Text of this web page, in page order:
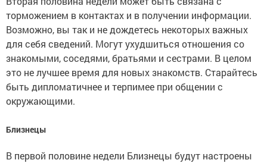
торможением в контактах и в получении информации.
Возможно, вы так и не дождетесь некоторых важных
для себя сведений. Могут ухудшиться отношения со
знакомыми, соседями, братьями и сестрами. В целом
это не лучшее время для новых знакомств. Старайтесь
быть дипломатичнее и терпимее при общении с
окружающими.
Близнецы
В первой половине недели Близнецы будут настроены